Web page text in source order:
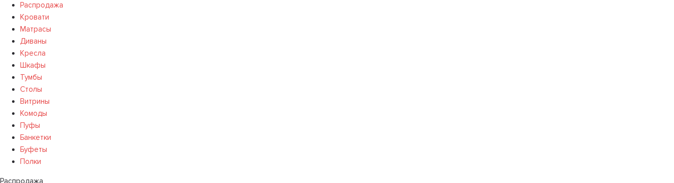
Распродажа
Кровати
Матрасы
Диваны
Кресла
Шкафы
Тумбы
Столы
Витрины
Комоды
Пуфы
Банкетки
Буфеты
Полки
Распродажа